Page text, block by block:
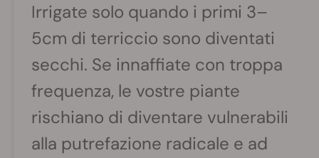
Irrigate solo quando i primi 3–
5cm di terriccio sono diventati
secchi. Se innaffiate con troppa
frequenza, le vostre piante
rischiano di diventare vulnerabili
alla putrefazione radicale e ad